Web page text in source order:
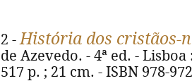
2 -História dos cristãos-
de Azevedo. - 4ª ed. -
517 p. ; 21 cm. - ISBN 978-